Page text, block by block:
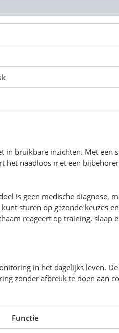
in bruikbare inzichten. Met een
het naadloos met een
is geen medische diagnose,
sturen op gezonde keuzes
reageert op training, slaap
in het dagelijks leven.
zonder afbreuk te doen aan
Functie